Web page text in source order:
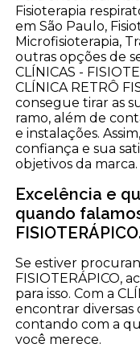
Fisioterapia
em São Paulo,
Microfisioterapia,
outras opções de
CLÍNICAS -
CLÍNICA RETRÔ
consegue tirar as
ramo, além de
e instalações.
confiança e sua
objetivos da marca.
Excelência e
quando
Se estiver
FISIOTERÁPICO,
para isso. Com a
encontrar diversas
contando com a
você merece.